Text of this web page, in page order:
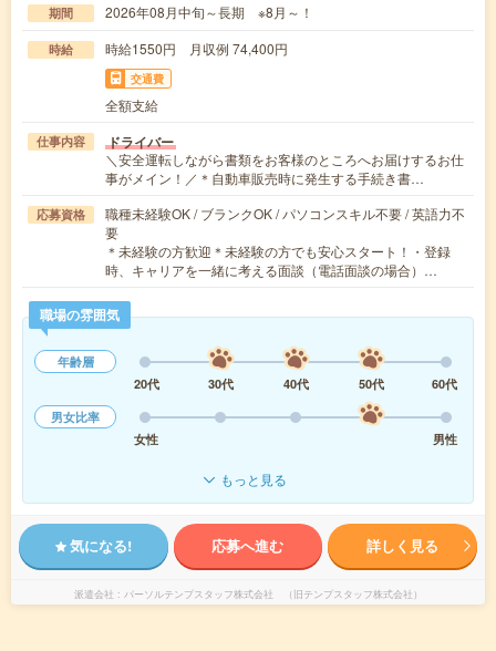
期間 2026年08月中旬～長期 ※8月～！
時給 時給1550円 月収例 74,400円
交通費
全額支給
仕事内容 ドライバー
＼安全運転しながら書類をお客様のところへお届けするお仕
事がメイン！／＊自動車販売時に発生する手続き書…
応募資格
職種未経験OK / ブランクOK / パソコンスキル不要 / 英語力不
要
＊未経験の方歓迎＊未経験の方でも安心スタート！・登録
時、キャリアを一緒に考える面談（電話面談の場合）…
職場の雰囲気
年齢層
20代
30代 40代 50代
60代
男女比率
女性
男性
もっと見る
気になる! 応募へ進む 詳しく見る
派遣会社 パーソルテンプスタッフ株式会社 （旧テンプスタッフ株式会社）